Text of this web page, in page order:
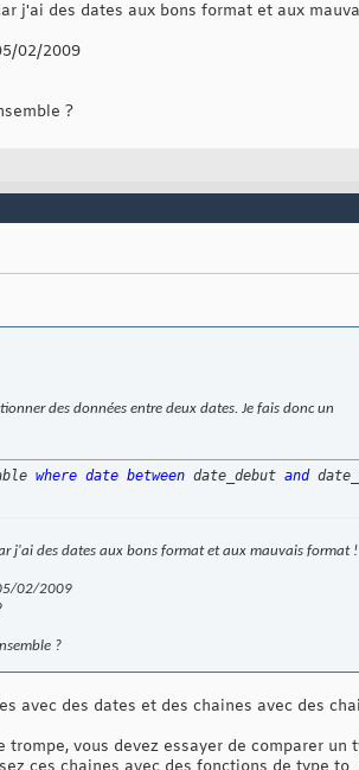
j'ai des dates aux bons format et aux
02/2009
?
des données entre deux dates. Je fais donc un
where date between date_debut and
j'ai des dates aux bons format et aux mauvais format !
02/2009
?
avec des dates et des chaines avec des
trompe, vous devez essayer de comparer